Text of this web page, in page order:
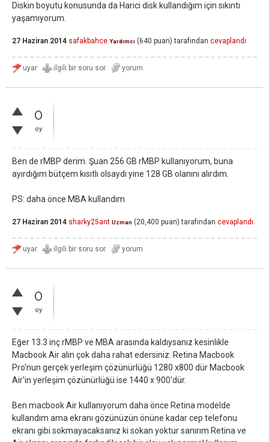
Diskin boyutu konusunda da Harici disk kullandığım için sıkıntı
yaşamıyorum.
27 Haziran 2014 safakbahce Yardımcı (640 puan) tarafından cevaplandı
0
oy
Ben de rMBP derim. Şuan 256 GB rMBP kullanıyorum, buna
ayırdığım bütçem kısıtlı olsaydı yine 128 GB olanını alırdım.
PS: daha önce MBA kullandım
27 Haziran 2014 sharky25ant Uzman (20,400 puan) tarafından cevaplandı
0
oy
Eğer 13.3 inç rMBP ve MBA arasında kaldıysanız kesinlikle
Macbook Air alın çok daha rahat edersiniz. Retina Macbook
Pro'nun gerçek yerleşim çözünürlüğü 1280 x800 dür Macbook
Air'in yerleşim çözünürlüğü ise 1440 x 900'dür.
Ben macbook Air kullanıyorum daha önce Retina modelde
kullandım ama ekranı gözünüzün önüne kadar cep telefonu
ekranı gibi sokmayacaksanız ki sokan yoktur sanırım Retina ve